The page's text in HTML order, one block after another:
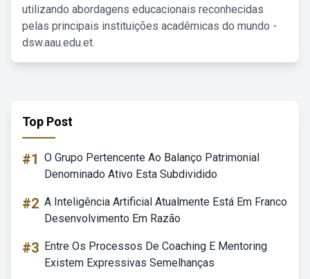
utilizando abordagens educacionais reconhecidas
pelas principais instituições acadêmicas do mundo -
dsw.aau.edu.et.
Top Post
#1 O Grupo Pertencente Ao Balanço Patrimonial
Denominado Ativo Esta Subdividido
#2 A Inteligência Artificial Atualmente Está Em Franco
Desenvolvimento Em Razão
#3 Entre Os Processos De Coaching E Mentoring
Existem Expressivas Semelhanças